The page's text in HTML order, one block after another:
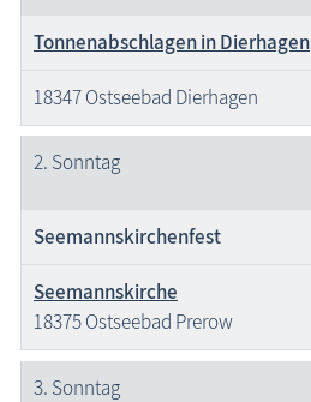
Tonnenabschlagen in Dierhagen
18347 Ostseebad Dierhagen
2. Sonntag
Seemannskirchenfest
Seemannskirche
18375 Ostseebad Prerow
3. Sonntag